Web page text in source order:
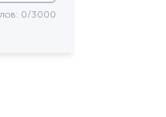
0/3000